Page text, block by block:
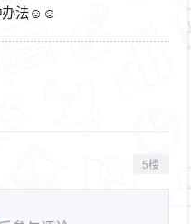
办法☺☺
5楼